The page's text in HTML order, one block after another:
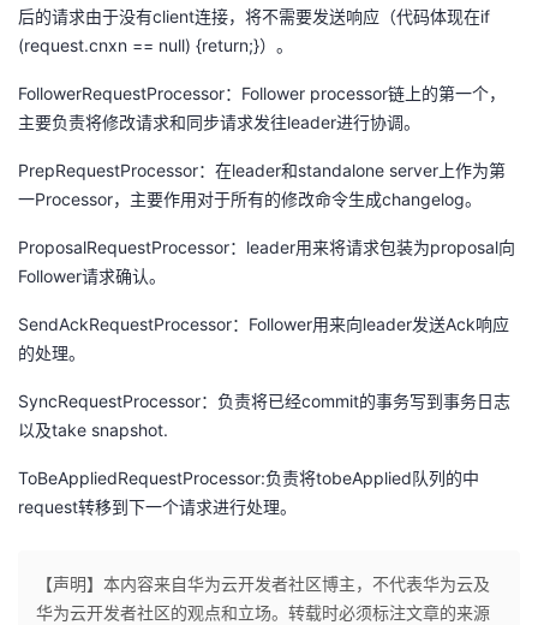
后的请求由于没有client连接，将不需要发送响应（代码体现在if
(request.cnxn == null) {return;}）。
FollowerRequestProcessor：Follower processor链上的第一个，
主要负责将修改请求和同步请求发往leader进行协调。
PrepRequestProcessor：在leader和standalone server上作为第
一Processor，主要作用对于所有的修改命令生成changelog。
ProposalRequestProcessor：leader用来将请求包装为proposal向
Follower请求确认。
SendAckRequestProcessor：Follower用来向leader发送Ack响应
的处理。
SyncRequestProcessor：负责将已经commit的事务写到事务日志
以及take snapshot.
ToBeAppliedRequestProcessor:负责将tobeApplied队列的中
request转移到下一个请求进行处理。
【声明】本内容来自华为云开发者社区博主，不代表华为云及
华为云开发者社区的观点和立场。转载时必须标注文章的来源